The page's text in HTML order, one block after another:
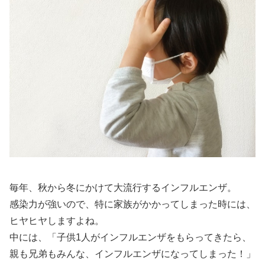
毎年、秋から冬にかけて大流行するインフルエンザ。
感染力が強いので、特に家族がかかってしまった時には、
ヒヤヒヤしますよね。
中には、「子供1人がインフルエンザをもらってきたら、
親も兄弟もみんな、インフルエンザになってしまった！」